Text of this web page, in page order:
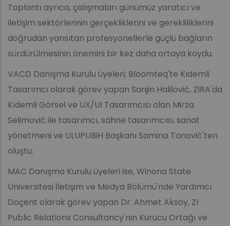
Toplantı ayrıca, çalışmaları günümüz yaratıcı ve
iletişim sektörlerinin gerçekliklerini ve gerekliliklerini
doğrudan yansıtan profesyonellerle güçlü bağların
sürdürülmesinin önemini bir kez daha ortaya koydu.
VACD Danışma Kurulu üyeleri; Bloomteq'te Kıdemli
Tasarımcı olarak görev yapan Sanjin Halilović, ZIRA'da
Kıdemli Görsel ve UX/UI Tasarımcısı olan Mirza
Selimović ile tasarımcı, sahne tasarımcısı, sanat
yönetmeni ve ULUPUBiH Başkanı Samina Tanović'ten
oluştu.
MAC Danışma Kurulu üyeleri ise, Winona State
Üniversitesi İletişim ve Medya Bölümü'nde Yardımcı
Doçent olarak görev yapan Dr. Ahmet Aksoy, ZI
Public Relations Consultancy'nin Kurucu Ortağı ve